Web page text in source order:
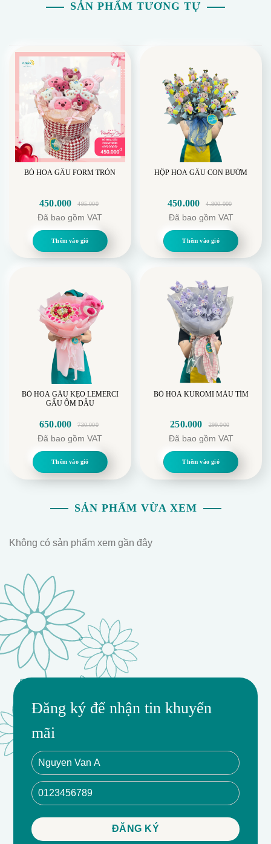
SẢN PHẨM TƯƠNG TỰ
BÓ HOA GẤU FORM TRÒN
495.000
gốc
450.000
hiện
450.000.
Đã bao gồm VAT
Thêm vào giỏ
HỘP HOA GẤU CON BƯỚM
4.800.000
gốc
là:
4.800.000.
450.000
hiện
tại
là:
450.000.
Đã bao gồm VAT
Thêm vào giỏ
BÓ HOA GẤU KẸO LEMERCI
GẤU ÔM DÂU
730.000
gốc
650.000
hiện
Đã bao gồm VAT
Thêm vào giỏ
BÓ HOA KUROMI MÀU TÍM
299.000
gốc
250.000
hiện
Đã bao gồm VAT
Thêm vào giỏ
SẢN PHẨM VỪA XEM
Không có sản phẩm xem gần đây
Đăng ký để nhận tin khuyến
mãi